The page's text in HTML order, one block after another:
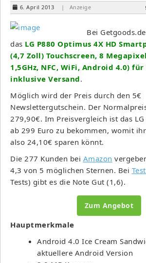
6. April 2013 | Anzeige
Bei
das LG P880 Optimus 4X HD
(4,7 Zoll) Touchscreen, 8
1,5GHz, NFC, WiFi, Android 4.0) für
inklusive Versand.
Möglich wird der Preis durch den 5€
Newslettergutschein. Der
279,90€. Im Preisvergleich ist das
ab 299 Euro zu bekommen, womit
also 24,10€ sparen könnt.
Die 277 Kunden bei Amazon
4,3 von 5 möglichen Sternen. Bei
Tests) gibt es die Note Gut (1,6).
Zum Angebot
Hauptmerkmale
Android 4.0 Ice Cream
aktuellere Android Version